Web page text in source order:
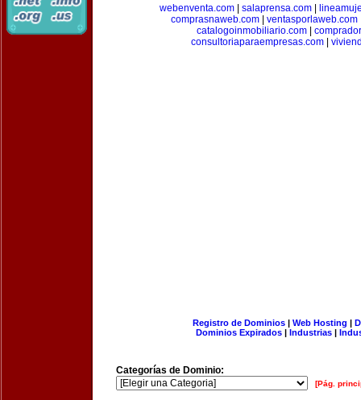
webenventa.com
salaprensa.com
comprasnaweb.com
ventasporlaweb.com
catalogoinmobiliario.com|
consultoriaparaempresas.com|
Registro de Dominios| Web Hosting |
Dominios Expirados | Industrias |
Categorías de Dominio:
[Pág.